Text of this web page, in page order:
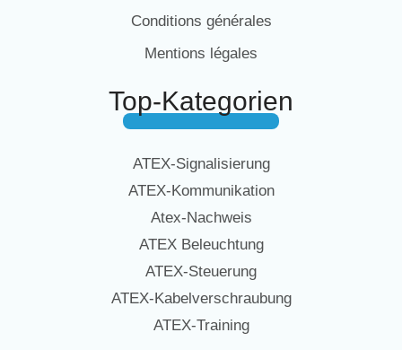
Conditions générales
Mentions légales
Top-Kategorien
ATEX-Signalisierung
ATEX-Kommunikation
Atex-Nachweis
ATEX Beleuchtung
ATEX-Steuerung
ATEX-Kabelverschraubung
ATEX-Training